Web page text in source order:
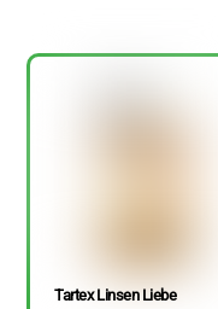
Tartex Linsen Liebe